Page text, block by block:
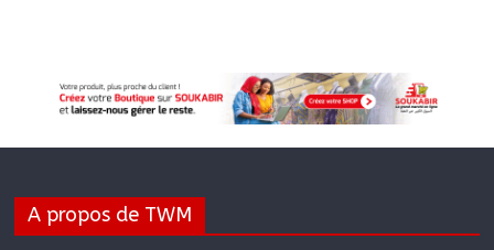
A propos de TWM